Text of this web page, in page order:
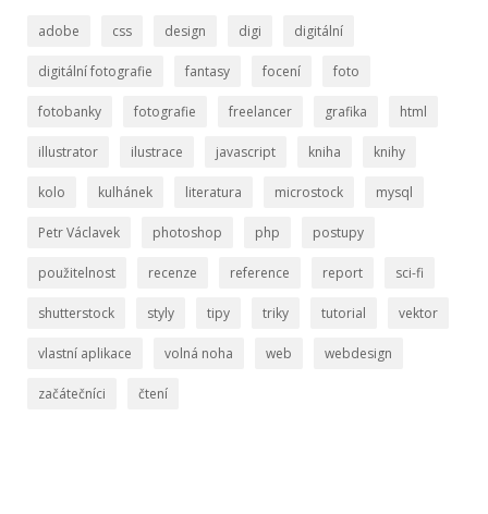
adobe css design digi digitální
digitální fotografie fantasy focení foto
fotobanky fotografie freelancer grafika html
illustrator ilustrace javascript kniha knihy
kolo kulhánek literatura microstock mysql
Petr Václavek photoshop php postupy
použitelnost recenze reference report sci-fi
shutterstock styly tipy triky tutorial vektor
vlastní aplikace volná noha web webdesign
začátečníci čtení